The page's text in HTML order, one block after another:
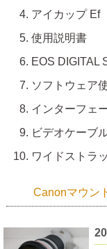
アイカップ Ef
使用説明書
EOS DIGITAL
ソフトウェア
インターフェ
ビデオケーブ
ワイドストラ
Canonマウン